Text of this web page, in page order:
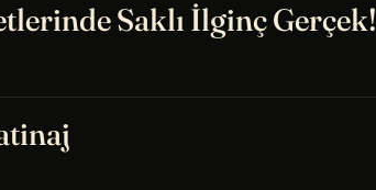
Saklı İlginç Gerçek!